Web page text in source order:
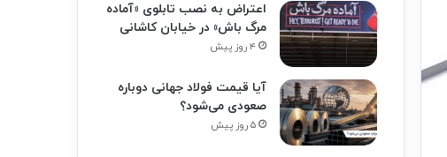
اعتراض به نصب تابلوی «آماده
مرگ باش» در خیابان کاشانی
۴ روز پیش
آیا قیمت فولاد جهانی دوباره
صعودی می‌شود؟
۵ روز پیش